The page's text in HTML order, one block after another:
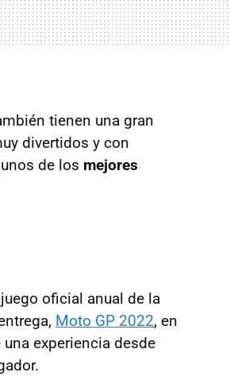
tienen una gran
divertidos y con
de los mejores
oficial anual de la
Moto GP 2022, en
experiencia desde